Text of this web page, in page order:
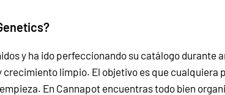
y ha ido perfeccionando su catálogo durante
limpio. El objetivo es que cualquiera
En Cannapot encuentras todo bien